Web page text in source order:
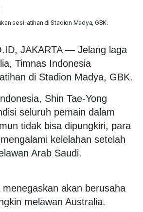
sesi latihan di Stadion Madya, GBK.
JAKARTA — Jelang laga
Timnas Indonesia
di Stadion Madya, GBK.
Shin Tae-Yong
seluruh pemain dalam
tidak bisa dipungkiri, para
kelelahan setelah
Arab Saudi.
akan berusaha
melawan Australia.